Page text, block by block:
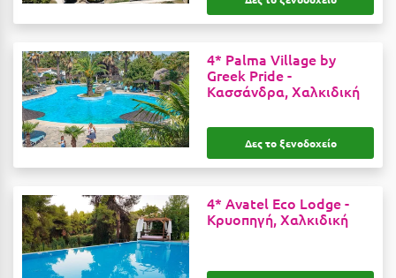
Καρδάμαινα
Καρδαμύλη
Καρδίτσα
Κάρπαθος
Κάσος
Κασσάνδρα
4* Palma Village by
Greek Pride -
Κασσάνδρα, Χαλκιδική
Δες το ξενοδοχείο
4* Avatel Eco Lodge -
Κρυοπηγή, Χαλκιδική